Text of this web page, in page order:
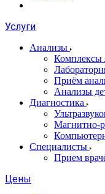
Услуги
Анализы
Комплексы
Приём
Анализы
Диагностика
Магнитно-
Специалисты
Прием
Цены